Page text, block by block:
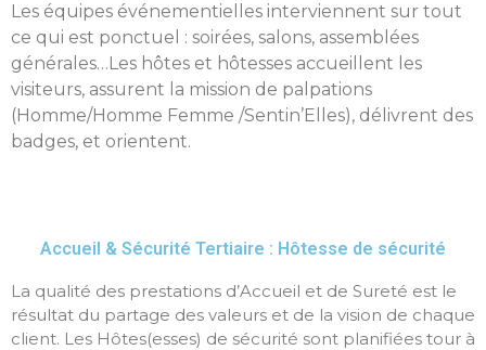
Les équipes événementielles interviennent sur tout
ce qui est ponctuel : soirées, salons, assemblées
générales…Les hôtes et hôtesses accueillent les
visiteurs, assurent la mission de palpations
(Homme/Homme Femme /Sentin’Elles), délivrent des
badges, et orientent.
Accueil & Sécurité Tertiaire : Hôtesse de sécurité
La qualité des prestations d’Accueil et de Sureté est le
résultat du partage des valeurs et de la vision de chaque
client. Les Hôtes(esses) de sécurité sont planifiées tour à